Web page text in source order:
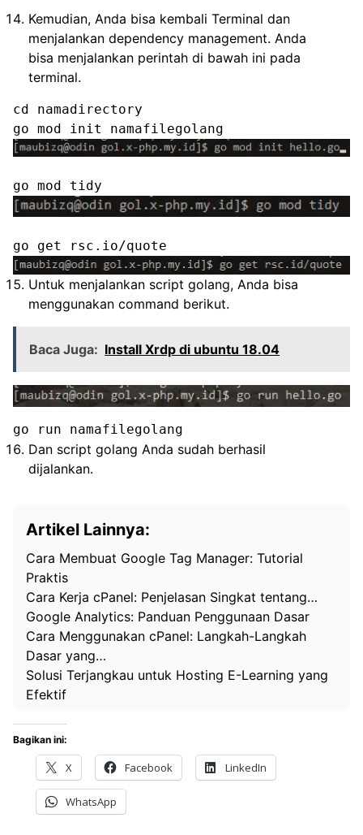
Kemudian, Anda bisa kembali Terminal dan
menjalankan dependency management. Anda
bisa menjalankan perintah di bawah ini pada
terminal.
cd namadirectory
Untuk menjalankan script golang, Anda bisa
menggunakan command berikut.
Baca Juga: Install Xrdp di ubuntu 18.04
go run namafilegolang
Dan script golang Anda sudah berhasil
dijalankan.
Artikel Lainnya:
Cara Membuat Google Tag Manager: Tutorial
Praktis
Cara Kerja cPanel: Penjelasan Singkat tentang…
Google Analytics: Panduan Penggunaan Dasar
Cara Menggunakan cPanel: Langkah-Langkah
Dasar yang…
Solusi Terjangkau untuk Hosting E-Learning yang
Efektif
Bagikan ini:
X Facebook LinkedIn
WhatsApp